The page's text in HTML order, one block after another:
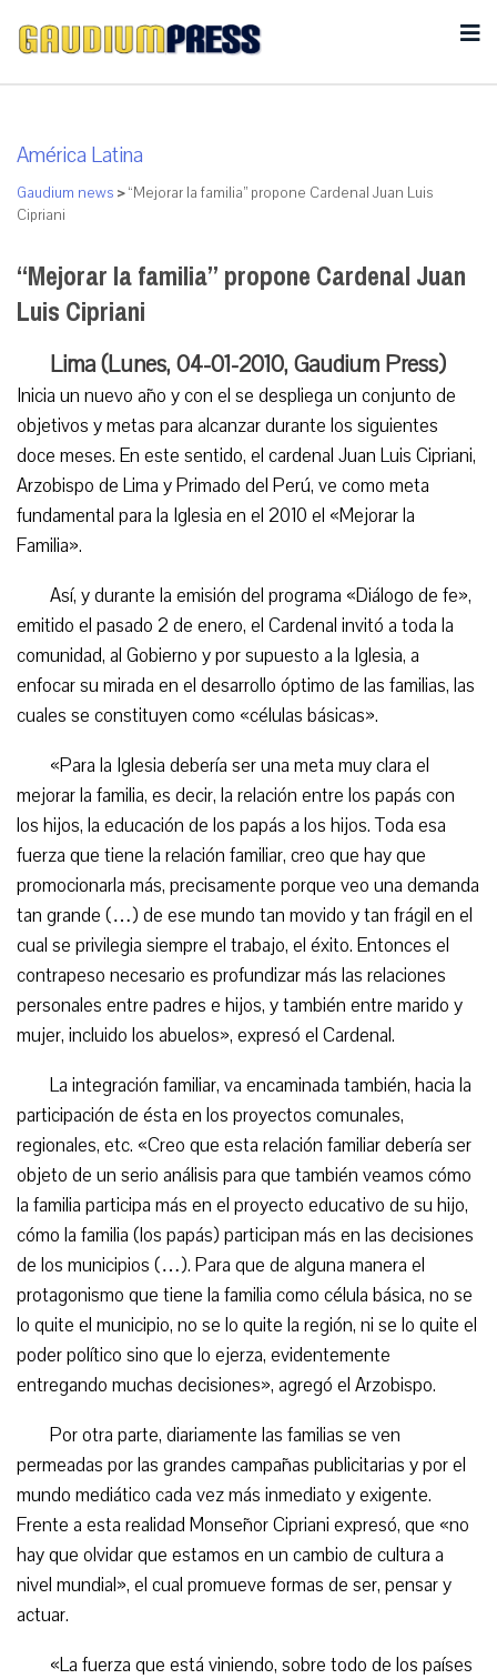
América Latina
Gaudium news >“Mejorar la familia” propone Cardenal Juan Luis
Cipriani
“Mejorar la familia” propone Cardenal Juan
Luis Cipriani
Lima (Lunes, 04-01-2010, Gaudium Press)
Inicia un nuevo año y con el se despliega un conjunto de
objetivos y metas para alcanzar durante los siguientes
doce meses. En este sentido, el cardenal Juan Luis Cipriani,
Arzobispo de Lima y Primado del Perú, ve como meta
fundamental para la Iglesia en el 2010 el «Mejorar la
Familia».
Así, y durante la emisión del programa «Diálogo de fe»,
emitido el pasado 2 de enero, el Cardenal invitó a toda la
comunidad, al Gobierno y por supuesto a la Iglesia, a
enfocar su mirada en el desarrollo óptimo de las familias, las
cuales se constituyen como «células básicas».
«Para la Iglesia debería ser una meta muy clara el
mejorar la familia, es decir, la relación entre los papás con
los hijos, la educación de los papás a los hijos. Toda esa
fuerza que tiene la relación familiar, creo que hay que
promocionarla más, precisamente porque veo una demanda
tan grande (…) de ese mundo tan movido y tan frágil en el
cual se privilegia siempre el trabajo, el éxito. Entonces el
contrapeso necesario es profundizar más las relaciones
personales entre padres e hijos, y también entre marido y
mujer, incluido los abuelos», expresó el Cardenal.
La integración familiar, va encaminada también, hacia la
participación de ésta en los proyectos comunales,
regionales, etc. «Creo que esta relación familiar debería ser
objeto de un serio análisis para que también veamos cómo
la familia participa más en el proyecto educativo de su hijo,
cómo la familia (los papás) participan más en las decisiones
de los municipios (…). Para que de alguna manera el
protagonismo que tiene la familia como célula básica, no se
lo quite el municipio, no se lo quite la región, ni se lo quite el
poder político sino que lo ejerza, evidentemente
entregando muchas decisiones», agregó el Arzobispo.
Por otra parte, diariamente las familias se ven
permeadas por las grandes campañas publicitarias y por el
mundo mediático cada vez más inmediato y exigente.
Frente a esta realidad Monseñor Cipriani expresó, que «no
hay que olvidar que estamos en un cambio de cultura a
nivel mundial», el cual promueve formas de ser, pensar y
actuar.
«La fuerza que está viniendo, sobre todo de los países